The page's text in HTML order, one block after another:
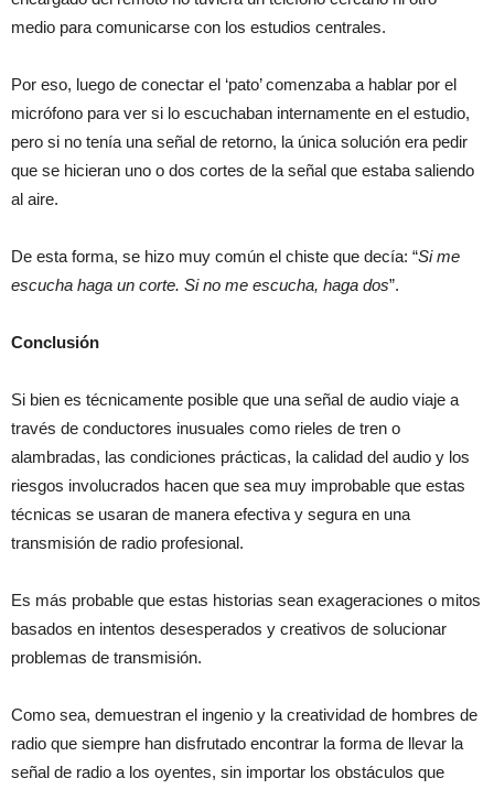
medio para comunicarse con los estudios centrales.
Por eso, luego de conectar el ‘pato’ comenzaba a hablar por el
micrófono para ver si lo escuchaban internamente en el estudio,
pero si no tenía una señal de retorno, la única solución era pedir
que se hicieran uno o dos cortes de la señal que estaba saliendo
al aire.
De esta forma, se hizo muy común el chiste que decía: “Si me
escucha haga un corte. Si no me escucha, haga dos”.
Conclusión
Si bien es técnicamente posible que una señal de audio viaje a
través de conductores inusuales como rieles de tren o
alambradas, las condiciones prácticas, la calidad del audio y los
riesgos involucrados hacen que sea muy improbable que estas
técnicas se usaran de manera efectiva y segura en una
transmisión de radio profesional.
Es más probable que estas historias sean exageraciones o mitos
basados en intentos desesperados y creativos de solucionar
problemas de transmisión.
Como sea, demuestran el ingenio y la creatividad de hombres de
radio que siempre han disfrutado encontrar la forma de llevar la
señal de radio a los oyentes, sin importar los obstáculos que